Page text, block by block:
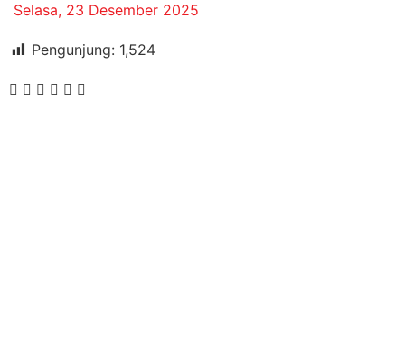
Selasa, 23 Desember 2025
Pengunjung: 1,524